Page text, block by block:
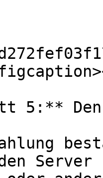
5:**
Server